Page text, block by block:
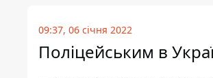
09:37, 06 січня 2022
Поліцейським в